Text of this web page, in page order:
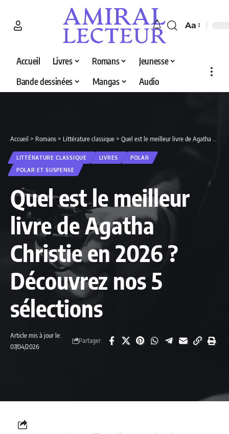
Aa
Accueil Livres Romans
Jeunesse
Bande dessinées
Mangas Audio
Accueil > Romans> Littérature classique> Quel est le meilleur livre de Agatha Christie en 2026 ? Découvrez nos 5 sélections
LITTÉRATURE CLASSIQUE LIVRES
POLAR
POLAR ET SUSPENSE
Quel est le meilleur
livre de Agatha
Christie en 2026 ?
Découvrez nos 5
sélections
Article mis à jour le:
07/04/2026
Partager